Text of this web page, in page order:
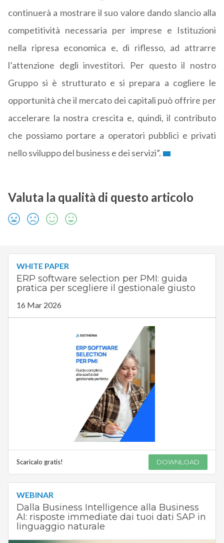
continuerà a mostrare il suo valore dando slancio alla
competitività necessaria per imprese e Istituzioni
nella ripresa economica e, di riflesso, ad attrarre
l’attenzione degli investitori. Per questo il nostro
Gruppo si è strutturato e si prepara a cogliere le
opportunità che il mercato dei capitali può offrire per
accelerare la nostra crescita e, quindi, il contributo
che possiamo portare a operatori pubblici e privati
nello sviluppo del business e dei servizi”.
Valuta la qualità di questo articolo
WHITE PAPER
ERP software selection per PMI: guida
pratica per scegliere il gestionale giusto
16 Mar 2026
Scaricalo gratis! DOWNLOAD
WEBINAR
Dalla Business Intelligence alla Business
AI: risposte immediate dai tuoi dati SAP in
linguaggio naturale